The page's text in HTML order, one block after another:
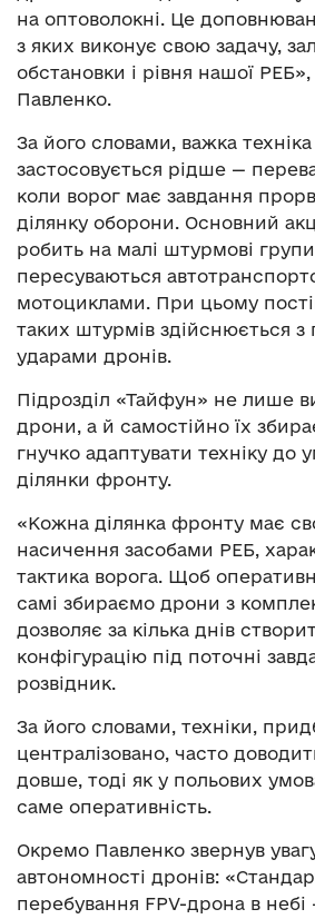
на оптоволокні. Це
з яких виконує свою задачу,
обстановки і рівня нашої
Павленко.
За його словами, важка техніка
застосовується рідше —
коли ворог має завдання
ділянку оборони. Основний
робить на малі штурмові
пересуваються
мотоциклами. При цьому
таких штурмів здійснюється з
ударами дронів.
Підрозділ «Тайфун» не лише
дрони, а й самостійно їх
гнучко адаптувати техніку до
ділянки фронту.
«Кожна ділянка фронту має
насичення засобами РЕБ,
тактика ворога. Щоб
самі збираємо дрони з
дозволяє за кілька днів
конфігурацію під поточні
розвідник.
За його словами, техніки,
централізовано, часто
довше, тоді як у польових
саме оперативність.
Окремо Павленко звернув
автономності дронів:
перебування FPV-дрона в небі